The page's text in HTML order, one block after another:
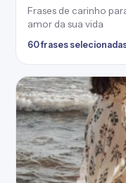
Frases de carinho
amor da sua vida
60 frases